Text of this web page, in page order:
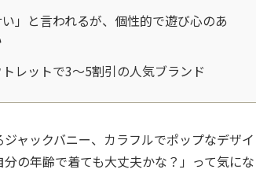
」と言われるが、個性的で遊び心のあ
レットで3〜5割引の人気ブランド
ャックバニー、カラフルでポップなデザイ
の年齢で着ても大丈夫かな？」って気にな